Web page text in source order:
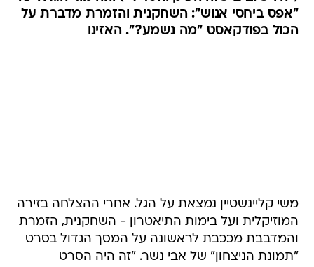
"אפס ביחסי אנוש": השחקנית והזמרת מדברת על
הכול בפודקאסט "מה נשמע?". האזינו
משי קליינשטיין נמצאת על הגל. אחרי ההצלחה בזירה
המוזיקלית ועל בימות התיאטרון - השחקנית, הזמרת
והמדבבת מככבת לראשונה על המסך הגדול בסרט
"תמונת הניצחון" של אבי נשר. "זה היה הסרט